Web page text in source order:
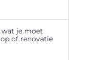
wat je moet
of renovatie